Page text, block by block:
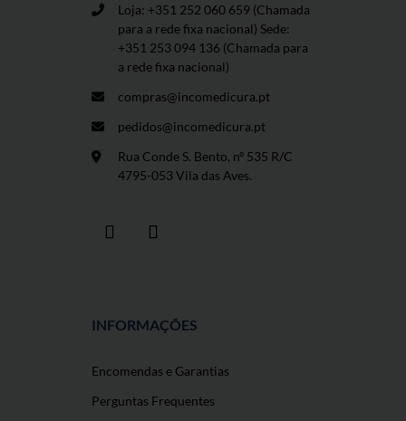
Loja: +351 252 060 659 (Chamada
para a rede fixa nacional) Sede:
+351 253 094 136 (Chamada para
a rede fixa nacional)
compras@incomedicura.pt
pedidos@incomedicura.pt
Rua Conde S. Bento, nº 535 R/C
4795-053 Vila das Aves.
INFORMAÇÕES
Encomendas e Garantias
Perguntas Frequentes